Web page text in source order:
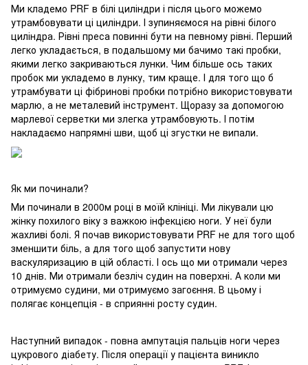
Ми кладемо PRF в білі циліндри і після цього можемо
утрамбовувати ці циліндри. І зупиняємося на рівні білого
циліндра. Рівні преса повинні бути на певному рівні. Перший
легко укладається, в подальшому ми бачимо такі пробки,
якими легко закриваються лунки. Чим більше ось таких
пробок ми укладемо в лунку, тим краще. І для того що б
утрамбувати ці фібринові пробки потрібно використовувати
марлю, а не металевий інструмент. Щоразу за допомогою
марлевої серветки ми злегка утрамбовують. І потім
накладаємо напрямні шви, щоб ці згустки не випали.
Як ми починали?
Ми починали в 2000м році в моїй клініці. Ми лікували цю
жінку похилого віку з важкою інфекцією ноги. У неї були
жахливі болі. Я почав використовувати PRF не для того щоб
зменшити біль, а для того щоб запустити нову
васкуляризацию в цій області. І ось що ми отримали через
10 днів. Ми отримали безліч судин на поверхні. А коли ми
отримуємо судини, ми отримуємо загоєння. В цьому і
полягає концепція - в сприянні росту судин.
Наступний випадок - повна ампутація пальців ноги через
цукрового діабету. Після операції у пацієнта виникло